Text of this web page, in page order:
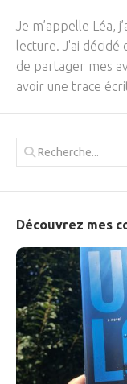
Je m’appelle Léa,
lecture. J'ai
de partager mes
avoir une trace
Découvrez mes